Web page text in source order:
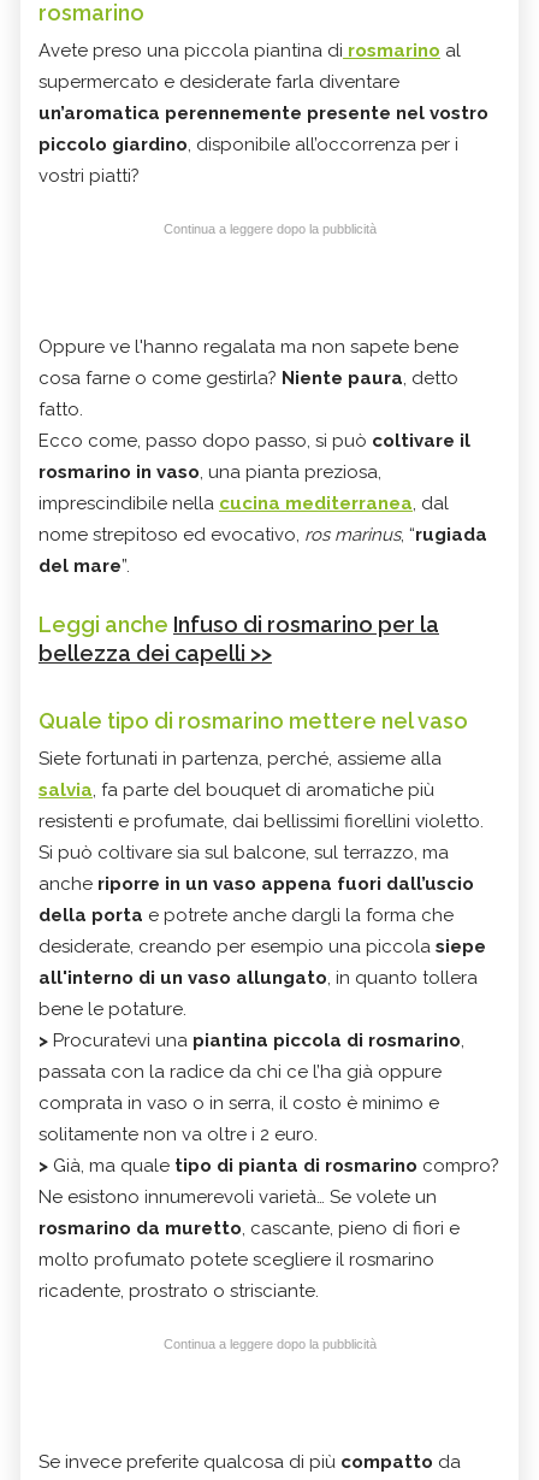
rosmarino
Avete preso una piccola piantina di rosmarino al
supermercato e desiderate farla diventare
un’aromatica perennemente presente nel vostro
piccolo giardino, disponibile all’occorrenza per i
vostri piatti?
Continua a leggere dopo la pubblicità
Oppure ve l'hanno regalata ma non sapete bene
cosa farne o come gestirla? Niente paura, detto
fatto.
Ecco come, passo dopo passo, si può coltivare il
rosmarino in vaso, una pianta preziosa,
imprescindibile nella cucina mediterranea, dal
nome strepitoso ed evocativo, ros marinus, “rugiada
del mare”.
Leggi anche Infuso di rosmarino per la
bellezza dei capelli >>
Quale tipo di rosmarino mettere nel vaso
Siete fortunati in partenza, perché, assieme alla
salvia, fa parte del bouquet di aromatiche più
resistenti e profumate, dai bellissimi fiorellini violetto.
Si può coltivare sia sul balcone, sul terrazzo, ma
anche riporre in un vaso appena fuori dall’uscio
della porta e potrete anche dargli la forma che
desiderate, creando per esempio una piccola siepe
all'interno di un vaso allungato, in quanto tollera
bene le potature.
> Procuratevi una piantina piccola di rosmarino,
passata con la radice da chi ce l’ha già oppure
comprata in vaso o in serra, il costo è minimo e
solitamente non va oltre i 2 euro.
> Già, ma quale tipo di pianta di rosmarino compro?
Ne esistono innumerevoli varietà… Se volete un
rosmarino da muretto, cascante, pieno di fiori e
molto profumato potete scegliere il rosmarino
ricadente, prostrato o strisciante.
Continua a leggere dopo la pubblicità
Se invece preferite qualcosa di più compatto da